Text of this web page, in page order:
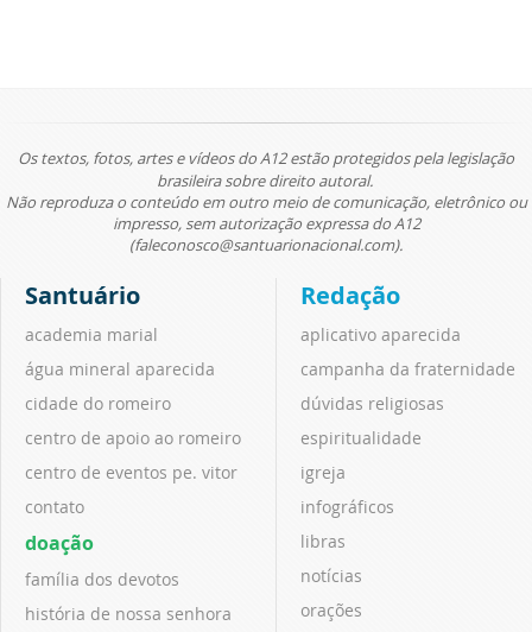
Os textos, fotos, artes e vídeos do A12 estão protegidos pela legislação
brasileira sobre direito autoral.
Não reproduza o conteúdo em outro meio de comunicação, eletrônico ou
impresso, sem autorização expressa do A12
(faleconosco@santuarionacional.com).
Santuário
academia marial
água mineral aparecida
cidade do romeiro
centro de apoio ao romeiro
centro de eventos pe. vitor
contato
doação
família dos devotos
história de nossa senhora
Redação
aplicativo aparecida
campanha da fraternidade
dúvidas religiosas
espiritualidade
igreja
infográficos
libras
notícias
orações